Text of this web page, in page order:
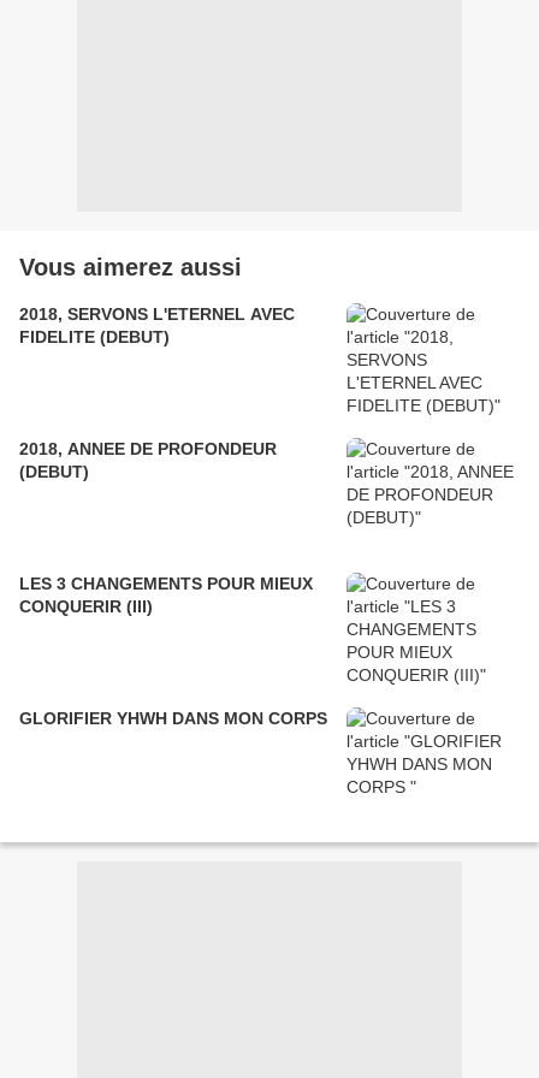
Vous aimerez aussi
2018, SERVONS L'ETERNEL AVEC
FIDELITE (DEBUT)
2018, ANNEE DE PROFONDEUR
(DEBUT)
LES 3 CHANGEMENTS POUR MIEUX
CONQUERIR (III)
GLORIFIER YHWH DANS MON CORPS